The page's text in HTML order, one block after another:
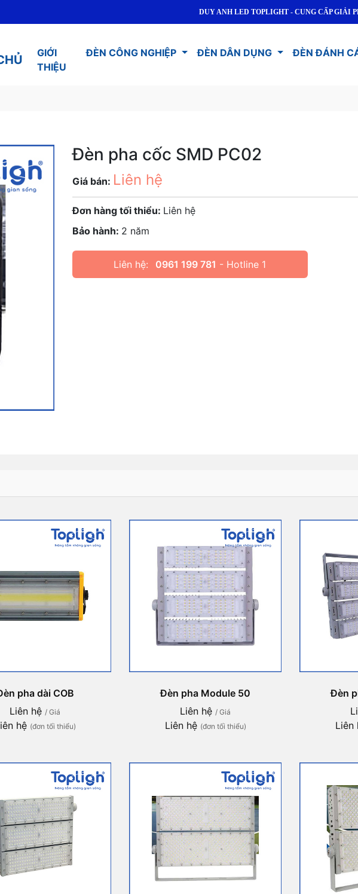
DUY ANH LED TOPLIGHT - CUNG CẤP GIẢI PHÁP
GIỚI
THIỆU
ĐÈN CÔNG NGHIỆP ĐÈN DÂN DỤNG ĐÈN ĐÁNH
Đèn pha cốc SMD PC02
Giá bán: Liên hệ
Đơn hàng tối thiểu: Liên hệ
Bảo hành: 2 năm
Liên hệ: 0961 199 781 - Hotline 1
pha dài COB
Liên hệ / Giá
hệ (đơn tối thiểu)
Đèn pha Module 50
Liên hệ / Giá
Liên hệ (đơn tối thiểu)
Đèn
Liên